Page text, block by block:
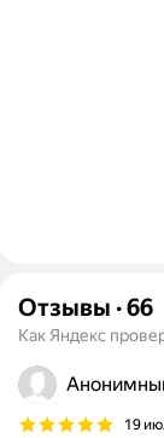
Отзывы ·66
Как Яндекс
19